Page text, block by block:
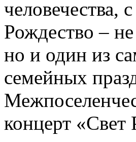
человечества,
Рождество –
но и один из
семейных
концерт «Свет